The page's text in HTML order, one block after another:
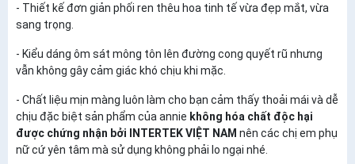
- Thiết kế đơn giản phối ren thêu hoa tinh tế vừa đẹp mắt, vừa
sang trọng.
- Kiểu dáng ôm sát mông tôn lên đường cong quyết rũ nhưng
vẫn không gây cảm giác khó chịu khi mặc.
- Chất liệu mịn màng luôn làm cho bạn cảm thấy thoải mái và dễ
chịu đặc biệt sản phẩm của annie không hóa chất độc hại
được chứng nhận bởi INTERTEK VIỆT NAM nên các chị em phụ
nữ cứ yên tâm mà sử dụng không phải lo ngại nhé.